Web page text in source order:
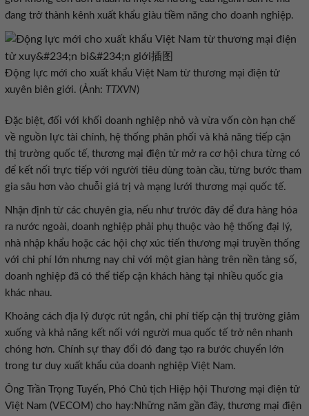
đang trở thành kênh xuất khẩu giàu tiềm năng cho doanh nghiệp.
Động lực mới cho xuất khẩu Việt Nam từ thương mại điện tử
xuyên biên giới. (Ảnh: TTXVN)
Đặc biệt, đối với khối doanh nghiệp nhỏ và vừa vốn còn hạn chế
về nguồn lực tài chính, hệ thống phân phối và khả năng tiếp cận
thị trường quốc tế, thương mại điện tử mở ra cơ hội chưa từng có
để kết nối trực tiếp với người tiêu dùng toàn cầu, từng bước tham
gia sâu hơn vào chuỗi giá trị và mạng lưới thương mại quốc tế.
Nhận định từ các chuyên gia, nếu như trước đây để đưa hàng hóa
ra nước ngoài, doanh nghiệp phải phụ thuộc vào hệ thống đại lý,
nhà nhập khẩu hoặc các hội chợ xúc tiến thương mại truyền thống
với chi phí lớn nhưng nay chỉ với một gian hàng trên nền tảng số,
doanh nghiệp đã có thể tiếp cận khách hàng tại nhiều quốc gia
khác nhau.
Khoảng cách địa lý được rút ngắn, chi phí tiếp cận thị trường giảm
xuống và khả năng kết nối với người mua quốc tế trở nên nhanh
chóng hơn. Chính sự thay đổi đó đang tạo ra bước chuyển lớn
trong tư duy xuất khẩu của doanh nghiệp Việt Nam.
Ông Trần Trọng Tuyến, Phó Chủ tịch Hiệp hội Thương mại điện tử
Việt Nam (VECOM) cho hay:Những năm gần đây, thương mại điện